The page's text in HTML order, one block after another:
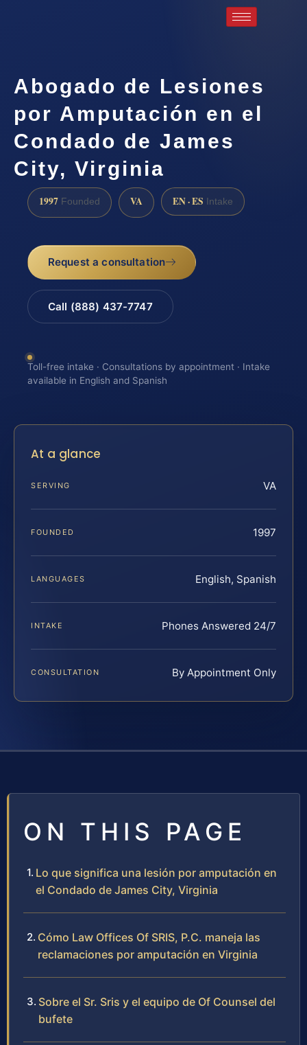
Abogado de Lesiones
por Amputación en el
Condado de James
City, Virginia
1997 Founded VA EN · ES Intake
Request a consultation
Call (888) 437-7747
Toll-free intake · Consultations by appointment · Intake
available in English and Spanish
At a glance
SERVING VA
FOUNDED 1997
LANGUAGES English, Spanish
INTAKE Phones Answered 24/7
CONSULTATION By Appointment Only
ON THIS PAGE
Lo que significa una lesión por amputación en
el Condado de James City, Virginia
Cómo Law Offices Of SRIS, P.C. maneja las
reclamaciones por amputación en Virginia
Sobre el Sr. Sris y el equipo de Of Counsel del
bufete